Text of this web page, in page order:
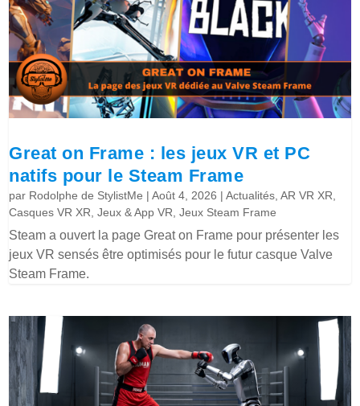
Great on Frame : les jeux VR et PC
natifs pour le Steam Frame
par Rodolphe de StylistMe |Août 4, 2026 |Actualités ,AR VR XR
Casques VR XR ,Jeux & App VR ,Jeux Steam Frame
Steam a ouvert la page Great on Frame pour présenter les
jeux VR sensés être optimisés pour le futur casque Valve
Steam Frame.